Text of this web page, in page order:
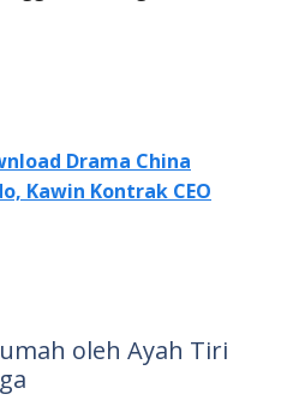
Drama China
Kawin Kontrak CEO
oleh Ayah Tiri